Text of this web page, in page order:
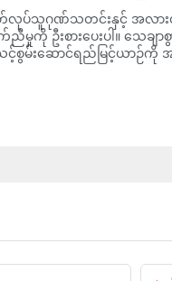
ဂုဏ်သတင်းနှင့် အလားတူအသုံ
ဦးစားပေးပါ။ သေခ
သင့်စွမ်းဆောင်ရည်မြင့်ယာ